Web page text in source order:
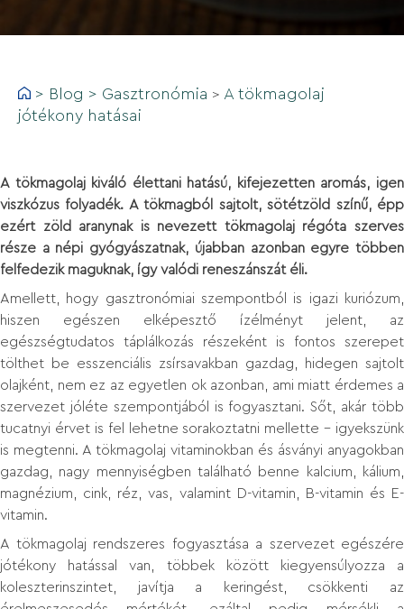
> Blog > Gasztronómia > A tökmagolaj
jótékony hatásai
A tökmagolaj kiváló élettani hatású, kifejezetten aromás, igen
viszkózus folyadék. A tökmagból sajtolt, sötétzöld színű, épp
ezért zöld aranynak is nevezett tökmagolaj régóta szerves
része a népi gyógyászatnak, újabban azonban egyre többen
felfedezik maguknak, így valódi reneszánszát éli.
Amellett, hogy gasztronómiai szempontból is igazi kuriózum,
hiszen egészen elképesztő ízélményt jelent, az
egészségtudatos táplálkozás részeként is fontos szerepet
tölthet be esszenciális zsírsavakban gazdag, hidegen sajtolt
olajként, nem ez az egyetlen ok azonban, ami miatt érdemes a
szervezet jóléte szempontjából is fogyasztani. Sőt, akár több
tucatnyi érvet is fel lehetne sorakoztatni mellette - igyekszünk
is megtenni. A tökmagolaj vitaminokban és ásványi anyagokban
gazdag, nagy mennyiségben található benne kalcium, kálium,
magnézium, cink, réz, vas, valamint D-vitamin, B-vitamin és E-
vitamin.
A tökmagolaj rendszeres fogyasztása a szervezet egészére
jótékony hatással van, többek között kiegyensúlyozza a
koleszterinszintet, javítja a keringést, csökkenti az